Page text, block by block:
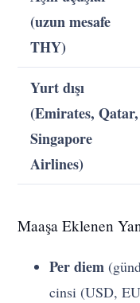
(uzun mesafe
THY)
Yurt dışı
(Emirates, Qatar,
Singapore
Airlines)
Maaşa Eklenen
Per diem
cinsi (USD,